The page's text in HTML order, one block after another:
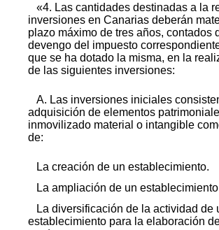
«4. Las cantidades destinadas a la
inversiones en Canarias deberán
plazo máximo de tres años, contados
devengo del impuesto
que se ha dotado la misma, en la
de las siguientes inversiones:
A. Las inversiones iniciales
adquisición de elementos
inmovilizado material o intangible
de:
La creación de un establecimiento.
La ampliación de un
La diversificación de la actividad de
establecimiento para la elaboración